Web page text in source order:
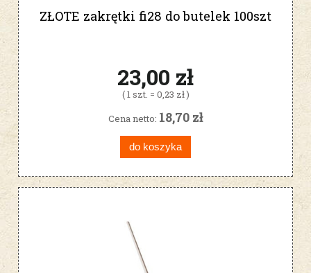
ZŁOTE zakrętki fi28 do butelek 100szt
23,00 zł
( 1 szt. = 0,23 zł )
Cena netto: 18,70 zł
do koszyka